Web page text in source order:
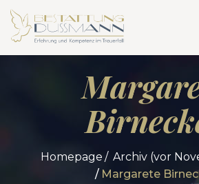
Homepage
Archiv (vor
Margarete